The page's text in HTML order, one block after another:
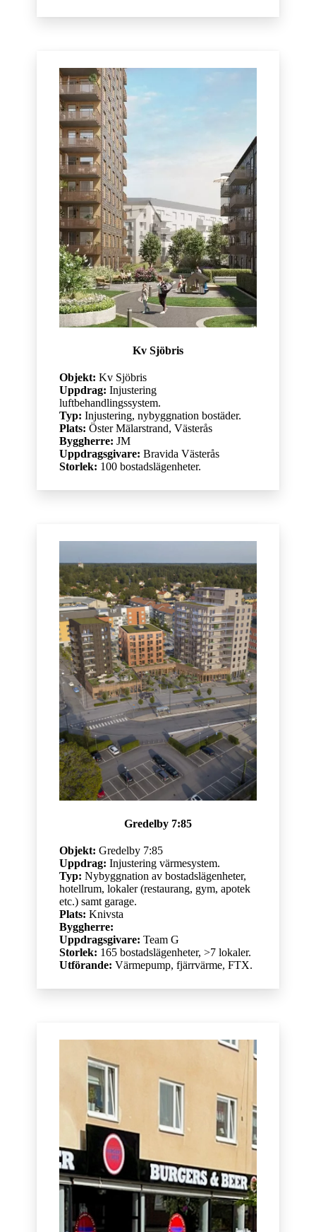
Kv Sjöbris
Objekt: Kv Sjöbris
Uppdrag: Injustering
luftbehandlingssystem.
Typ: Injustering, nybyggnation bostäder.
Plats: Öster Mälarstrand, Västerås
Byggherre: JM
Uppdragsgivare: Bravida Västerås
Storlek: 100 bostadslägenheter.
Gredelby 7:85
Objekt: Gredelby 7:85
Uppdrag: Injustering värmesystem.
Typ: Nybyggnation av bostadslägenheter,
hotellrum, lokaler (restaurang, gym, apotek
etc.) samt garage.
Plats: Knivsta
Byggherre:
Uppdragsgivare: Team G
Storlek: 165 bostadslägenheter, >7 lokaler.
Utförande: Värmepump, fjärrvärme, FTX.